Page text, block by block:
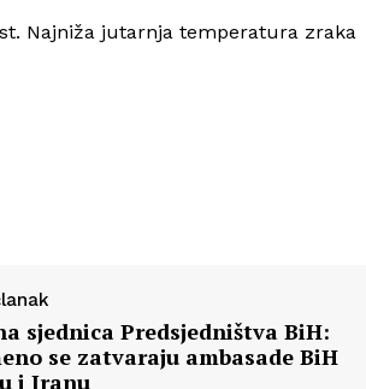
Najniža jutarnja temperatura zraka
sjednica Predsjedništva BiH:
se zatvaraju ambasade BiH
i Iranu